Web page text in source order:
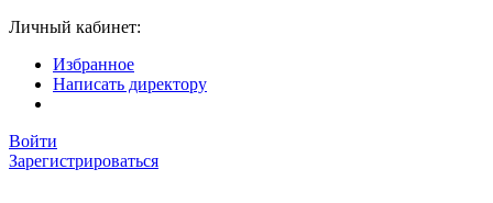
Личный кабинет:
Избранное
Написать директору
Войти
Зарегистрироваться